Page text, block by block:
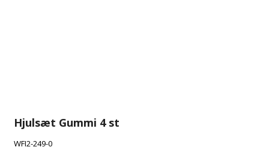
Hjulsæt Gummi 4 st
WFI2-249-0